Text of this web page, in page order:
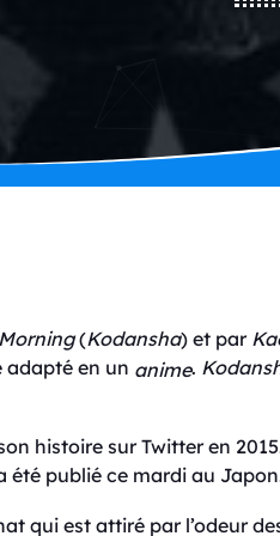
Morning(Kodansha) et par
en un anime.
histoire sur Twitter en
été publié ce mardi au
qui est attiré par l’odeur